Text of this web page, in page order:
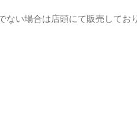
い場合は店頭にて販売してお